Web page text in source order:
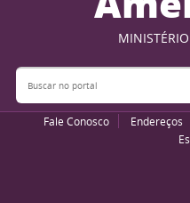
Buscar no portal
Fale Conosco Endereços